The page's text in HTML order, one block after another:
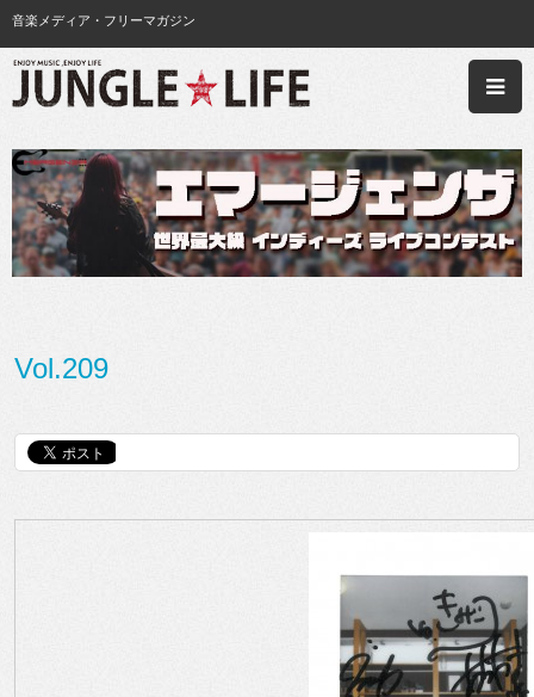
音楽メディア・フリーマガジン
Vol.209